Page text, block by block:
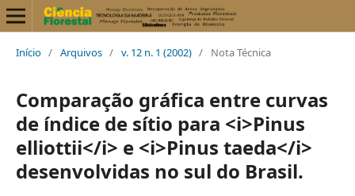
Início / Arquivos / v. 12 n. 1 (2002) / Nota Técnica
Comparação gráfica entre curvas
de índice de sítio para <i>Pinus
elliottii</i> e <i>Pinus taeda</i>
desenvolvidas no sul do Brasil.